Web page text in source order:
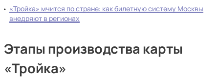
«Тройка» мчится по стране: как билетную систему Москвы
внедряют в регионах
Этапы производства карты
«Тройка»